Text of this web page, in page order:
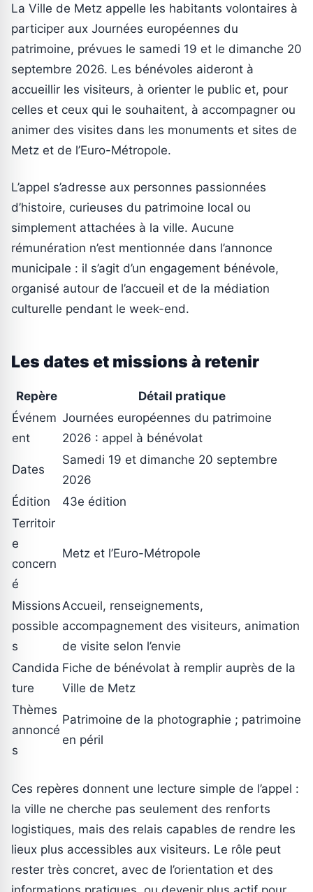
La Ville de Metz appelle les habitants volontaires à
participer aux Journées européennes du
patrimoine, prévues le samedi 19 et le dimanche 20
septembre 2026. Les bénévoles aideront à
accueillir les visiteurs, à orienter le public et, pour
celles et ceux qui le souhaitent, à accompagner ou
animer des visites dans les monuments et sites de
Metz et de l’Euro-Métropole.
L’appel s’adresse aux personnes passionnées
d’histoire, curieuses du patrimoine local ou
simplement attachées à la ville. Aucune
rémunération n’est mentionnée dans l’annonce
municipale : il s’agit d’un engagement bénévole,
organisé autour de l’accueil et de la médiation
culturelle pendant le week-end.
Les dates et missions à retenir
Repère
Détail pratique
Événem
ent
Journées européennes du patrimoine
2026 : appel à bénévolat
Dates
Samedi 19 et dimanche 20 septembre
2026
Édition
43e édition
Territoir
e
concern
é
Metz et l’Euro-Métropole
Missions
possible
s
Accueil, renseignements,
accompagnement des visiteurs, animation
de visite selon l’envie
Candida
ture
Fiche de bénévolat à remplir auprès de la
Ville de Metz
Thèmes
annoncé
s
Patrimoine de la photographie ; patrimoine
en péril
Ces repères donnent une lecture simple de l’appel :
la ville ne cherche pas seulement des renforts
logistiques, mais des relais capables de rendre les
lieux plus accessibles aux visiteurs. Le rôle peut
rester très concret, avec de l’orientation et des